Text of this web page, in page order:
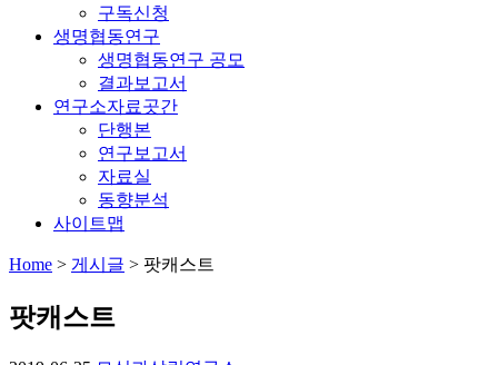
구독신청
생명협동연구
생명협동연구 공모
결과보고서
연구소자료곳간
단행본
연구보고서
자료실
동향분석
사이트맵
Home > 게시글 > 팟캐스트
팟캐스트